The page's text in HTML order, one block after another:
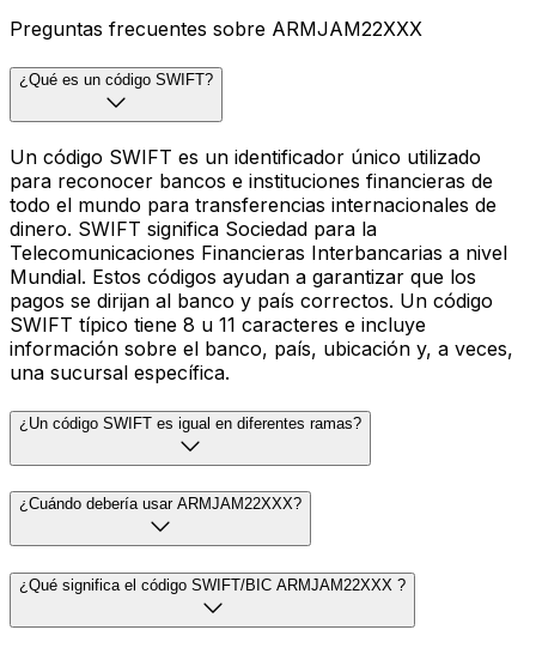
Preguntas frecuentes sobre ARMJAM22XXX
¿Qué es un código SWIFT?
Un código SWIFT es un identificador único utilizado
para reconocer bancos e instituciones financieras de
todo el mundo para transferencias internacionales de
dinero. SWIFT significa Sociedad para la
Telecomunicaciones Financieras Interbancarias a nivel
Mundial. Estos códigos ayudan a garantizar que los
pagos se dirijan al banco y país correctos. Un código
SWIFT típico tiene 8 u 11 caracteres e incluye
información sobre el banco, país, ubicación y, a veces,
una sucursal específica.
¿Un código SWIFT es igual en diferentes ramas?
¿Cuándo debería usar ARMJAM22XXX?
¿Qué significa el código SWIFT/BIC ARMJAM22XXX ?